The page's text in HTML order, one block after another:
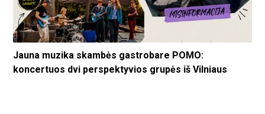
Jauna muzika skambės gastrobare POMO:
koncertuos dvi perspektyvios grupės iš Vilniaus